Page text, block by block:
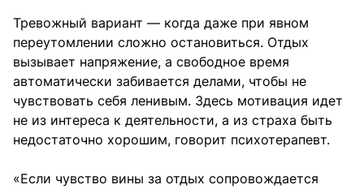
Тревожный вариант — когда даже при явном
переутомлении сложно остановиться. Отдых
вызывает напряжение, а свободное время
автоматически забивается делами, чтобы не
чувствовать себя ленивым. Здесь мотивация идет
не из интереса к деятельности, а из страха быть
недостаточно хорошим, говорит психотерапевт.
«Если чувство вины за отдых сопровождается